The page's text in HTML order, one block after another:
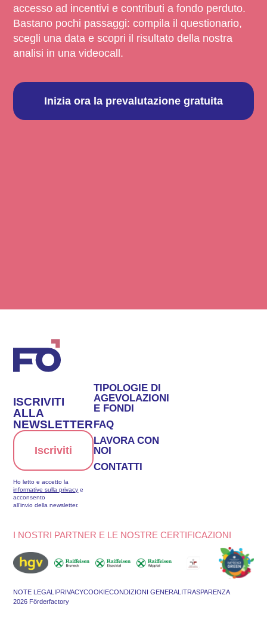
accesso ad incentivi e contributi a fondo perduto.
Bastano pochi passaggi: compila il questionario,
scegli una data e scopri il risultato della nostra
analisi in una videocall.
Inizia ora la prevalutazione gratuita
TIPOLOGIE DI
AGEVOLAZIONI
E FONDI
FAQ
LAVORA CON
NOI
CONTATTI
ISCRIVITI
ALLA
NEWSLETTER
Iscriviti
Ho letto e accetto la
informative sulla privacy e
acconsento
all’invio della newsletter.
I NOSTRI PARTNER E LE NOSTRE CERTIFICAZIONI
NOTE LEGALIPRIVACYCOOKIECONDIZIONI GENERALITRASPARENZA
2026 Förderfactory